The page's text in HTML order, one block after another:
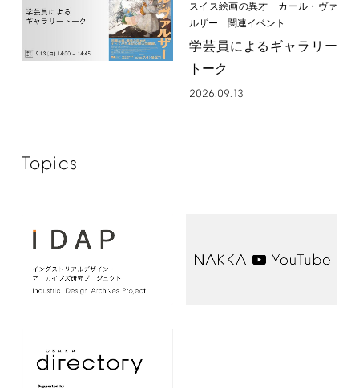
スイス絵画の異才 カール・ヴァ
ルザー 関連イベント
学芸員によるギャラリー
トーク
2026.09.13
Topics